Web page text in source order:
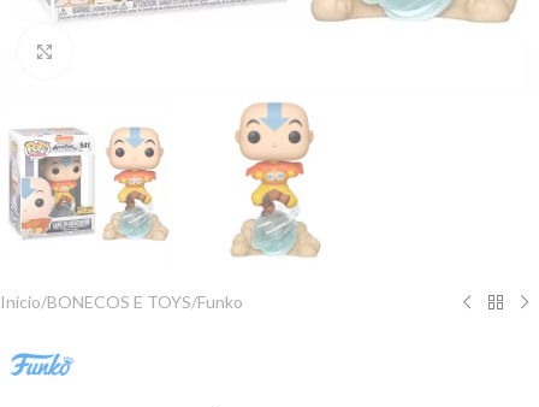
Início/BONECOS E TOYS/Funko